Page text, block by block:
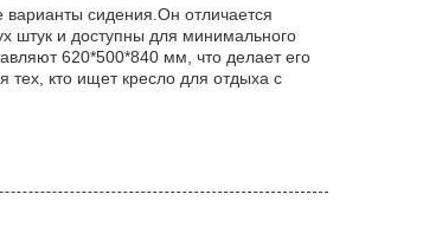
сидения.Он отличается
штук и доступны для минимального
620*500*840 мм, что делает его
кто ищет кресло для отдыха с